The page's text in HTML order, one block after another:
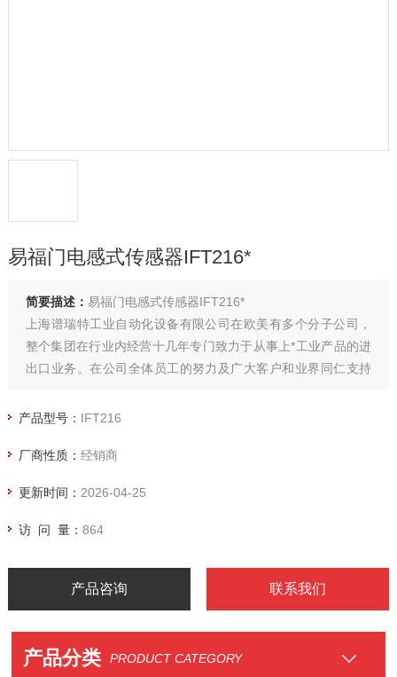
易福门电感式传感器IFT216*
简要描述： 易福门电感式传感器IFT216*
上海谱瑞特工业自动化设备有限公司在欧美有多个分子公司，
整个集团在行业内经营十几年专门致力于从事上*工业产品的进
出口业务。在公司全体员工的努力及广大客户和业界同仁支持
冶金、石化、环保、纺织、铁路、船舶、医药机械、包装机
动化领域。
产品型号： IFT216
厂商性质： 经销商
更新时间： 2026-04-25
访 问 量： 864
产品咨询 联系我们
产品分类 PRODUCT CATEGORY